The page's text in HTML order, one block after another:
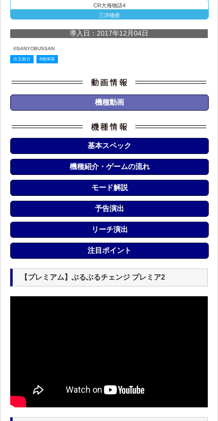
CR大海物語4
三洋物産
導入日：2017年12月04日
©SANYOBUSSAN
出玉振分 8個保留
機種動画
基本スペック
機種紹介・ゲームの流れ
モード解説
予告演出
リーチ演出
注目ポイント
【プレミアム】ぶるぶるチェンジ プレミア2